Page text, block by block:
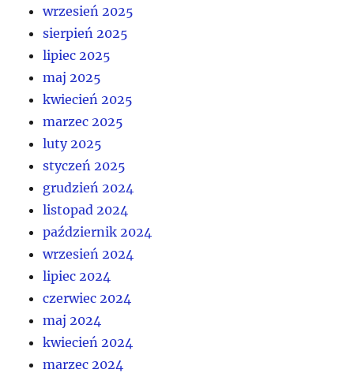
wrzesień 2025
sierpień 2025
lipiec 2025
maj 2025
kwiecień 2025
marzec 2025
luty 2025
styczeń 2025
grudzień 2024
listopad 2024
październik 2024
wrzesień 2024
lipiec 2024
czerwiec 2024
maj 2024
kwiecień 2024
marzec 2024